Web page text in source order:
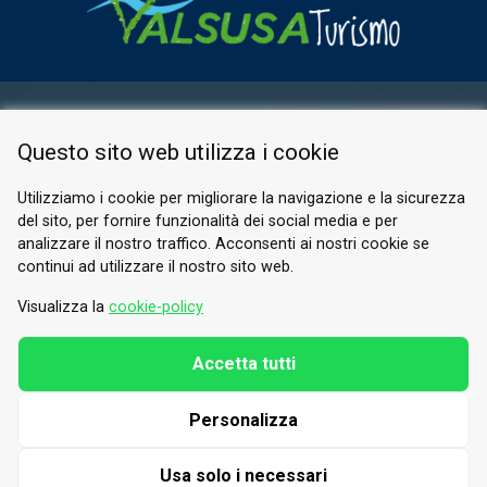
PRIVACY POLICY
© 2026 Valle di Susa
Tesori di Arte e Cultura Alpina
Tel.
E-mail.info@vallesusa-tesori.it
Questo sito web utilizza i cookie
Utilizziamo i cookie per migliorare la navigazione e la sicurezza
del sito, per fornire funzionalità dei social media e per
analizzare il nostro traffico. Acconsenti ai nostri cookie se
continui ad utilizzare il nostro sito web.
Visualizza la cookie-policy
Usa solo i necessari
Personalizza
Accetta tutti